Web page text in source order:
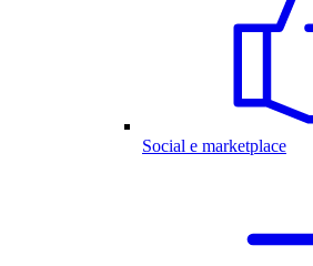
Social e marketplace